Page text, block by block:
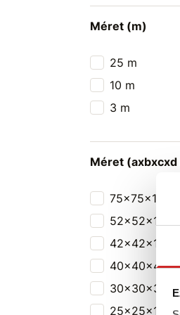
Méret (m)
25 m
10 m
3 m
Méret (axbxcxd
75x75x17x2
52x52x17x2
42x42x17x2